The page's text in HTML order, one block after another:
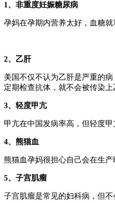
1、非重度妊娠糖尿病
孕妈在孕期内营养太好，血糖
2、乙肝
美国不仅不认为乙肝是严重的
定期检查抗体，就不会被传染上
3、轻度甲亢
甲亢在中国发病率高，但轻度
4、熊猫血
熊猫血孕妈很担心自己会在生
5、子宫肌瘤
子宫肌瘤是常见的妇科病，但